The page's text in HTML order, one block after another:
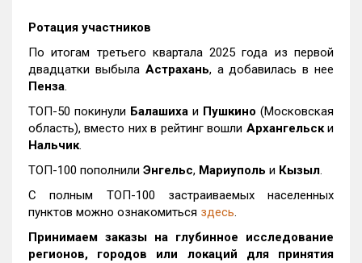
Ротация участников
По итогам третьего квартала 2025 года из первой
двадцатки выбыла Астрахань, а добавилась в нее
Пенза.
ТОП-50 покинули Балашиха и Пушкино (Московская
область), вместо них в рейтинг вошли Архангельски
Нальчик.
ТОП-100 пополнили Энгельс, Мариуполь и Кызыл.
С полным ТОП-100 застраиваемых населенных
пунктов можно ознакомиться здесь.
Принимаем заказы на глубинное исследование
регионов, городов или локаций для принятия